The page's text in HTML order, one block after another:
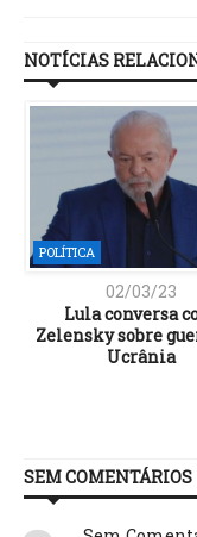
NOTÍCIAS
POLÍTICA
02/03/23
Lula conversa
Zelensky sobre
Ucrânia
SEM COMENTÁRIOS